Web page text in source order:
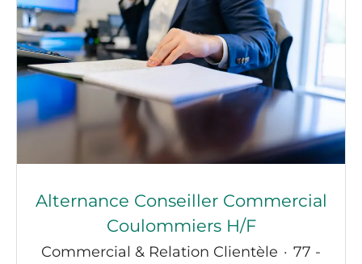
Alternance Conseiller Commercial
Coulommiers H/F
Commercial & Relation Clientèle · 77 -